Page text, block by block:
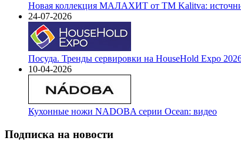
Новая коллекция МАЛАХИТ от ТМ Kalitva:
24-07-2026
Посуда. Тренды сервировки на HouseHold Expo
10-04-2026
Кухонные ножи NADOBA серии Ocean: видео
Подписка на новости